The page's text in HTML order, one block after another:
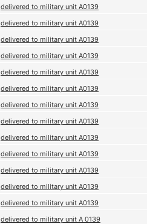
delivered to military unit А0139
delivered to military unit А0139
delivered to military unit А0139
delivered to military unit А0139
delivered to military unit А0139
delivered to military unit А0139
delivered to military unit А0139
delivered to military unit А0139
delivered to military unit А0139
delivered to military unit А0139
delivered to military unit А0139
delivered to military unit А0139
delivered to military unit А0139
delivered to military unit А 0139